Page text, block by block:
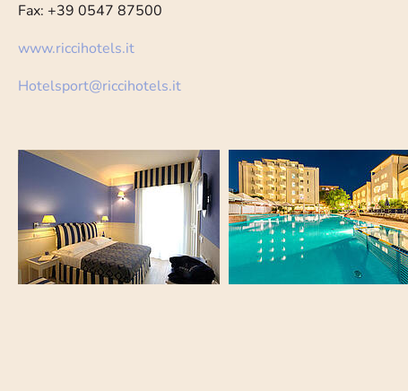
Fax: +39 0547 87500
www.riccihotels.it
Hotelsport@riccihotels.it